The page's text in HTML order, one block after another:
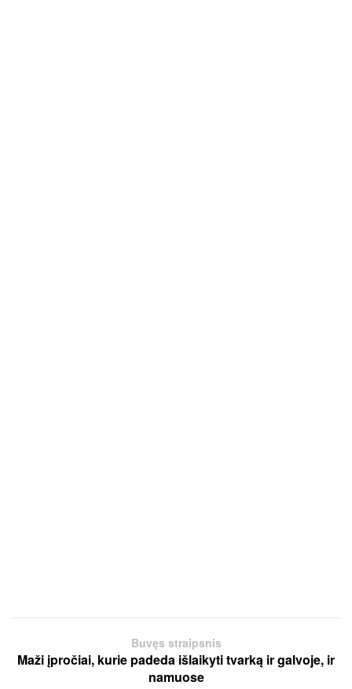
Buvęs straipsnis
Maži įpročiai, kurie padeda išlaikyti tvarką ir galvoje, ir
namuose